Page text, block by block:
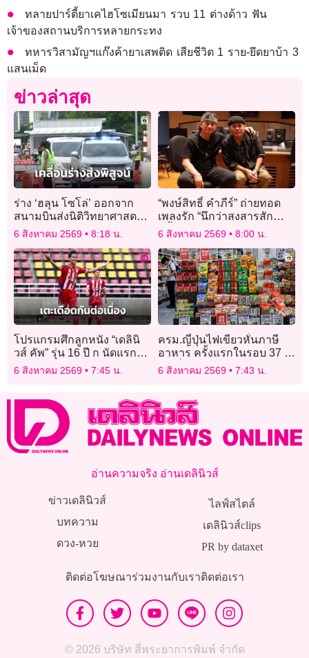
ทลายปาร์ตี้ยาเคไฮโซเมียนมา รวบ 11 ต่างด้าว ฟัน
เจ้าของสถานบริการหลายกระทง
ทหารวิสามัญฯแก๊งค้ายาเสพติด เสียชีวิต 1 ราย-ยึดยาบ้า 3
แสนเม็ด
ข่าวล่าสุด
ร่าง ‘ฮลุน โซโล่’ ออกจาก
สนามบินส่งนิติวิทยาศาสตร์
ตรวจพิสูจน์สาเหตุการเสีย
6 สิงหาคม 2569 8:18 น.
“พงษ์สิทธิ์ คำภีร์” ถ่ายทอด
เพลงรัก “นึกว่าสงสารสัก
ครั้ง” จากปลายปากกาของ
6 สิงหาคม 2569 8:00 น.
โปรแกรมศึกลูกหนัง “เดลินิ
วส์ คัพ” รุ่น 16 ปี ก นัดแรก
กลุ่ม A และ B เกมเดือดทุกคู่
6 สิงหาคม 2569 7:45 น.
ครม.ญี่ปุ่นไฟเขียวหั่นภาษี
อาหาร ครั้งแรกในรอบ 37 ปี
แต่เสี่ยงกระทบฐานะการคลัง
6 สิงหาคม 2569 7:43 น.
อ่านความจริง อ่านเดลินิวส์
ข่าวเดลินิวส์
บทความ
ดวง-หวย
ไลฟ์สไตล์
เดลินิวส์clips
PR by dataxet
ติดต่อโฆษณาร่วมงานกับเราติดต่อเรา
© 2026 บริษัท สี่พระยาการพิมพ์ จำกัด